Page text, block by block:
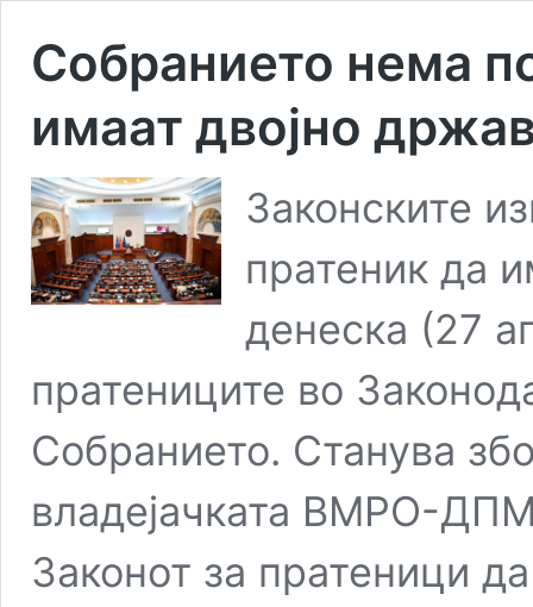
Собранието нема
имаат двојно
Законските
пратеник да
денеска (27
пратениците во
Собранието. Станува
владејачката ВМРО-
Законот за пратеници